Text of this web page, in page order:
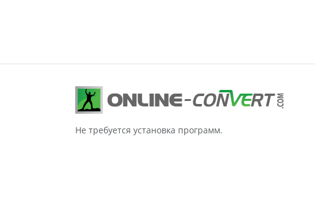
Не требуется установка программ.